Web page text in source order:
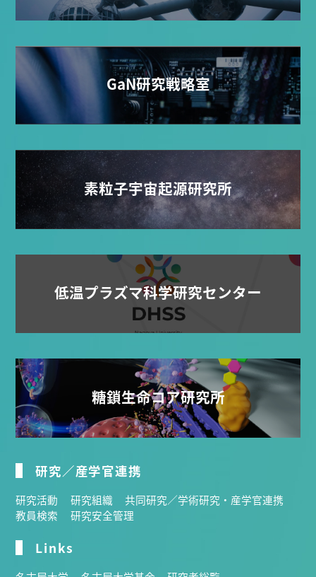
GaN研究戦略室
素粒子宇宙起源研究所
低温プラズマ科学研究センター
糖鎖生命コア研究所
研究／産学官連携
研究活動 研究組織
共同研究／学術研究・産学官連携
教員検索
研究安全管理
Links